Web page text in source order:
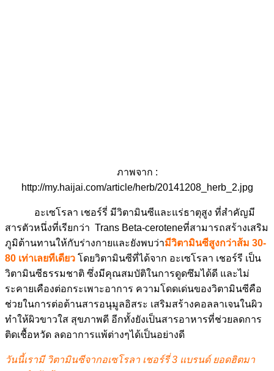
ภาพจาก :
http://my.haijai.com/article/herb/20141208_herb_2.jpg
อะเซโรลา เชอร์รี่ มีวิตามินซีและแร่ธาตุสูง ที่สำคัญมี
สารตัวหนึ่งที่เรียกว่า Trans Beta-ceroteneที่สามารถสร้างเสริม
ภูมิต้านทานให้กับร่างกายและยังพบว่ามีวิตามินซีสูงกว่าส้ม 30-
80 เท่าเลยทีเดียว โดยวิตามินซีที่ได้จาก อะเซโรลา เชอร์รี เป็น
วิตามินซีธรรมชาติ ซึ่งมีคุณสมบัติในการดูดซึมได้ดี และไม่
ระคายเคืองต่อกระเพาะอาการ ความโดดเด่นของวิตามินซีคือ
ช่วยในการต่อต้านสารอนุมูลอิสระ เสริมสร้างคอลลาเจนในผิว
ทำให้ผิวขาวใส สุขภาพดี อีกทั้งยังเป็นสารอาหารที่ช่วยลดการ
ติดเชื้อหวัด ลดอาการแพ้ต่างๆได้เป็นอย่างดี
วันนี้เรามี วิตามินซีจากอเซโรลา เชอร์รี่ 3 แบรนด์ ยอดฮิตมา